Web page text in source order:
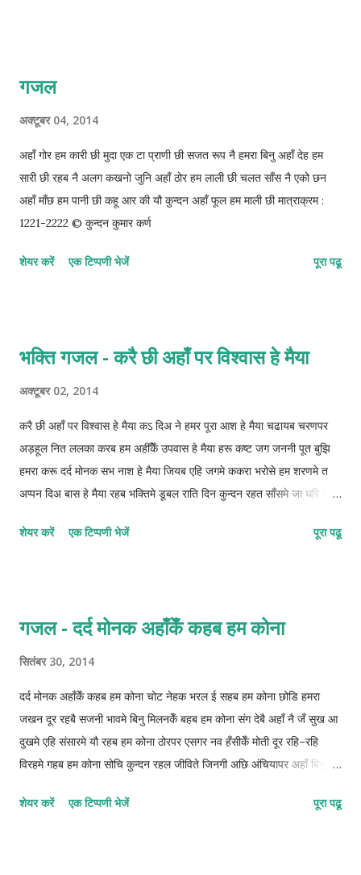
गजल
अक्टूबर 04, 2014
अहाँ गोर हम कारी छी मुदा एक टा प्राणी छी सजत रूप नै हमरा बिनु अहाँ देह हम
सारी छी रहब नै अलग कखनो जुनि अहाँ ठोर हम लाली छी चलत साँस नै एको छन
अहाँ माँछ हम पानी छी कहू आर की यौ कुन्दन अहाँ फूल हम माली छी मात्राक्रम :
1221-2222 © कुन्दन कुमार कर्ण
शेयर करें एक टिप्पणी भेजें पूरा पढू
भक्ति गजल - करै छी अहाँ पर विश्वास हे मैया
अक्टूबर 02, 2014
करै छी अहाँ पर विश्वास हे मैया कऽ दिअ ने हमर पूरा आश हे मैया चढायब चरणपर
अड़हूल नित ललका करब हम अहीँकेँ उपवास हे मैया हरू कष्ट जग जननी पूत बुझि
हमरा करू दर्द मोनक सभ नाश हे मैया जियब एहि जगमे ककरा भरोसे हम शरणमे त
अप्पन दिअ बास हे मैया रहब भक्तिमे डूबल राति दिन कुन्दन रहत साँसमे जा धरि साँस
शेयर करें एक टिप्पणी भेजें पूरा पढू
गजल - दर्द मोनक अहाँकेँ कहब हम कोना
सितंबर 30, 2014
दर्द मोनक अहाँकेँ कहब हम कोना चोट नेहक भरल ई सहब हम कोना छोडि हमरा
जखन दूर रहबै सजनी भावमे बिनु मिलनकेँ बहब हम कोना संग देबै अहाँ नै जँ सुख आ
दुखमे एहि संसारमे यौ रहब हम कोना ठोरपर एसगर नव हँसीकेँ मोती दूर रहि–रहि
विरहमे गहब हम कोना सोचि कुन्दन रहल जीविते जिनगी अछि अंचियापर अहाँ बिनु
शेयर करें एक टिप्पणी भेजें पूरा पढू